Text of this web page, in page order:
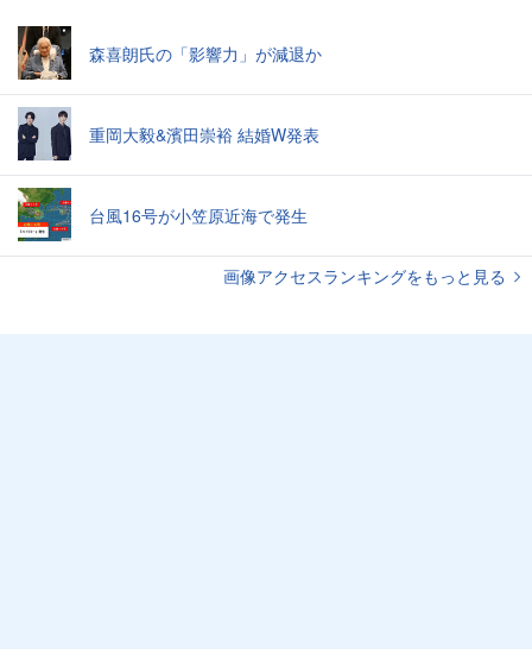
森喜朗氏の「影響力」が減退か
重岡大毅&濱田崇裕 結婚W発表
台風16号が小笠原近海で発生
画像アクセスランキングをもっと見る